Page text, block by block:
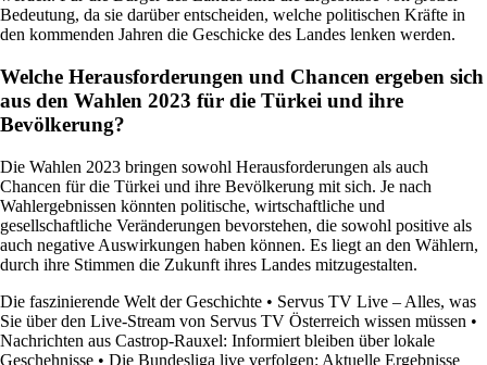
Bedeutung, da sie darüber entscheiden, welche politischen Kräfte in
den kommenden Jahren die Geschicke des Landes lenken werden.
Welche Herausforderungen und Chancen ergeben sich
aus den Wahlen 2023 für die Türkei und ihre
Bevölkerung?
Die Wahlen 2023 bringen sowohl Herausforderungen als auch
Chancen für die Türkei und ihre Bevölkerung mit sich. Je nach
Wahlergebnissen könnten politische, wirtschaftliche und
gesellschaftliche Veränderungen bevorstehen, die sowohl positive als
auch negative Auswirkungen haben können. Es liegt an den Wählern,
durch ihre Stimmen die Zukunft ihres Landes mitzugestalten.
Die faszinierende Welt der Geschichte • Servus TV Live – Alles, was
Sie über den Live-Stream von Servus TV Österreich wissen müssen •
Nachrichten aus Castrop-Rauxel: Informiert bleiben über lokale
Geschehnisse • Die Bundesliga live verfolgen: Aktuelle Ergebnisse